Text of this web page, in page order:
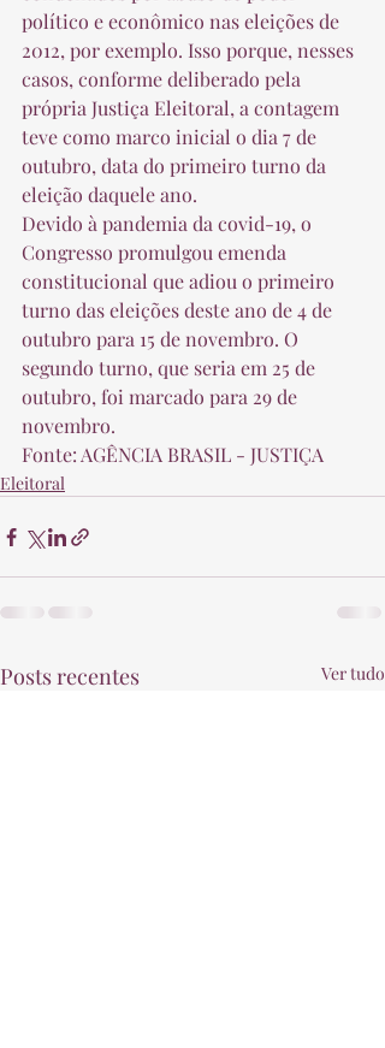
político e econômico nas eleições de
2012, por exemplo. Isso porque, nesses
casos, conforme deliberado pela
própria Justiça Eleitoral, a contagem
teve como marco inicial o dia 7 de
outubro, data do primeiro turno da
eleição daquele ano.
Devido à pandemia da covid-19, o
Congresso promulgou emenda
constitucional que adiou o primeiro
turno das eleições deste ano de 4 de
outubro para 15 de novembro. O
segundo turno, que seria em 25 de
outubro, foi marcado para 29 de
novembro.
Fonte: AGÊNCIA BRASIL - JUSTIÇA
Eleitoral
Posts recentes Ver tudo